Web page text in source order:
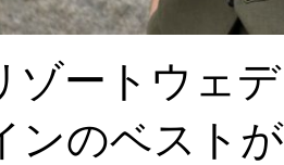
ゾートウェ
ンのベスト